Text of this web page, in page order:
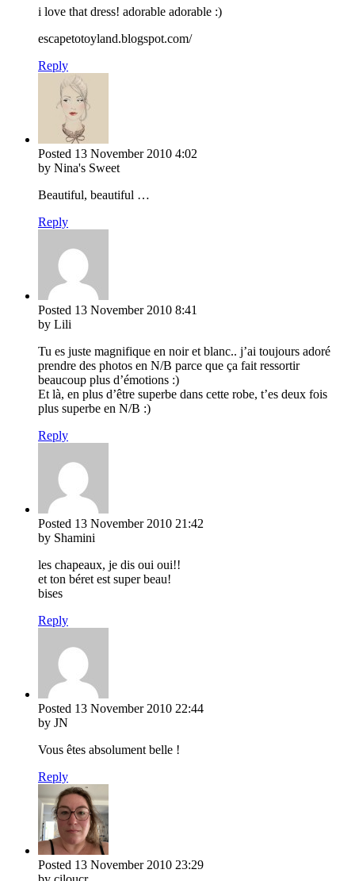
i love that dress! adorable adorable :)
escapetotoyland.blogspot.com/
Reply
Posted 13 November 2010 4:02
by Nina's Sweet
Beautiful, beautiful …
Reply
Posted 13 November 2010 8:41
by Lili
Tu es juste magnifique en noir et blanc.. j’ai toujours adoré
prendre des photos en N/B parce que ça fait ressortir
beaucoup plus d’émotions :)
Et là, en plus d’être superbe dans cette robe, t’es deux fois
plus superbe en N/B :)
Reply
Posted 13 November 2010 21:42
by Shamini
les chapeaux, je dis oui oui!!
et ton béret est super beau!
bises
Reply
Posted 13 November 2010 22:44
by JN
Vous êtes absolument belle !
Reply
Posted 13 November 2010 23:29